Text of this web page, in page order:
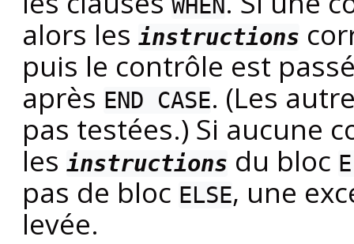
WHEN
alors les instructions
puis le contrôle est
après END CASE. (Les
pas testées.) Si aucune
les instructions du bloc
pas de bloc ELSE, une
levée.